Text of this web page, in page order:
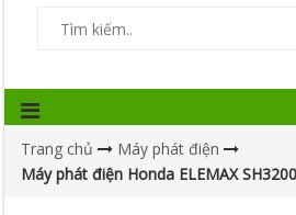
Trang chủ
Máy phát điện
Máy phát điện Honda ELEMAX